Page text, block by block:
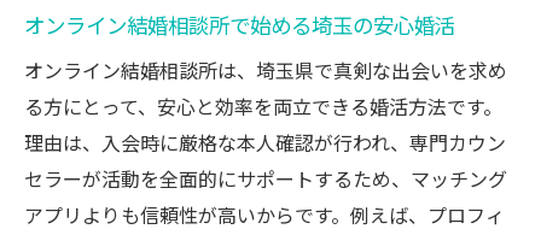
マッチングアプリに疲れた女性へ贈る婚活術
マッチングアプリ疲れに効く相談所婚活の
魅力
埼玉でオンライン結婚相談所が選ばれる理
由
サポート体制で安心の婚活を実現する方法
オンライン結婚相談所で始める埼玉の安心婚活
オンライン結婚相談所は、埼玉県で真剣な出会いを求め
る方にとって、安心と効率を両立できる婚活方法です。
理由は、入会時に厳格な本人確認が行われ、専門カウン
セラーが活動を全面的にサポートするため、マッチング
アプリよりも信頼性が高いからです。例えば、プロフィ